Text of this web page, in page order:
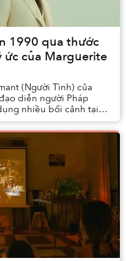
1990 qua thước
của Marguerite
(Người Tình) của
diễn người Pháp
nhiều bối cảnh tại
là một số địa dan...